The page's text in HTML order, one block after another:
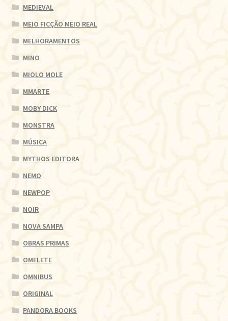
MEDIEVAL
MEIO FICÇÃO MEIO REAL
MELHORAMENTOS
MINO
MIOLO MOLE
MMARTE
MOBY DICK
MONSTRA
MÚSICA
MYTHOS EDITORA
NEMO
NEWPOP
NOIR
NOVA SAMPA
OBRAS PRIMAS
OMELETE
OMNIBUS
ORIGINAL
PANDORA BOOKS